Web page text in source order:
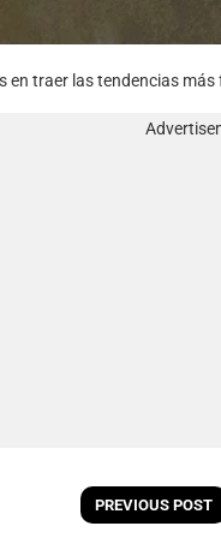
traer las tendencias
PREVIOUS POST